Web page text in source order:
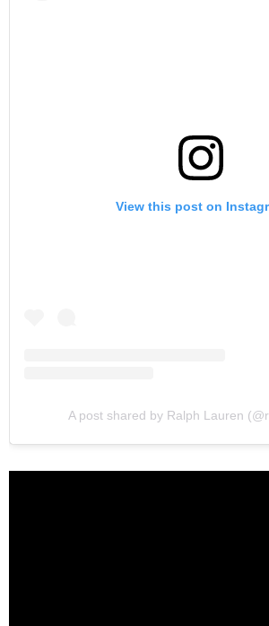
View this post on
A post shared by Ralph Lauren